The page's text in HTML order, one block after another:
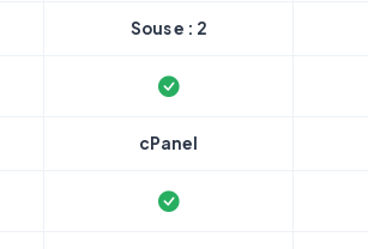
Sous e : 2
cPanel